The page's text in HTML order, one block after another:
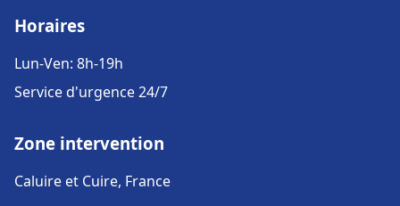
Horaires
Lun-Ven: 8h-19h
Service d'urgence 24/7
Zone intervention
Caluire et Cuire, France